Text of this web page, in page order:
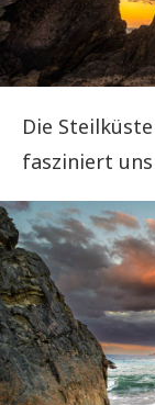
Die
fasziniert